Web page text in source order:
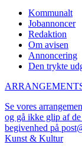
Kommunalt
Jobannoncer
Redaktion
Om avisen
Annoncering
Den trykte
Se vores
og gå ikke glip af
begivenhed på
Kunst & Kultur